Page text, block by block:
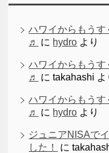
ハワイからもう
♬
に hydro より
ハワイからもう
♬
にtakahashi よ
ハワイからもう
♬
に hydro より
ジュニアNISAで
した！
に